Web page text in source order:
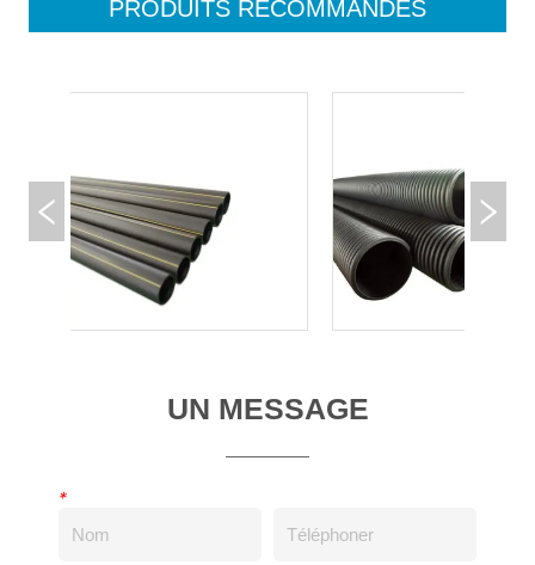
PRODUITS RECOMMANDÉS
UN MESSAGE
*